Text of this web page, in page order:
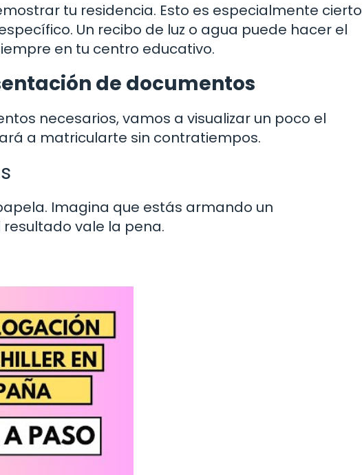
tu residencia. Esto es especialmente cierto
Un recibo de luz o agua puede hacer el
en tu centro educativo.
de documentos
necesarios, vamos a visualizar un poco el
a matricularte sin contratiempos.
Imagina que estás armando un
vale la pena.